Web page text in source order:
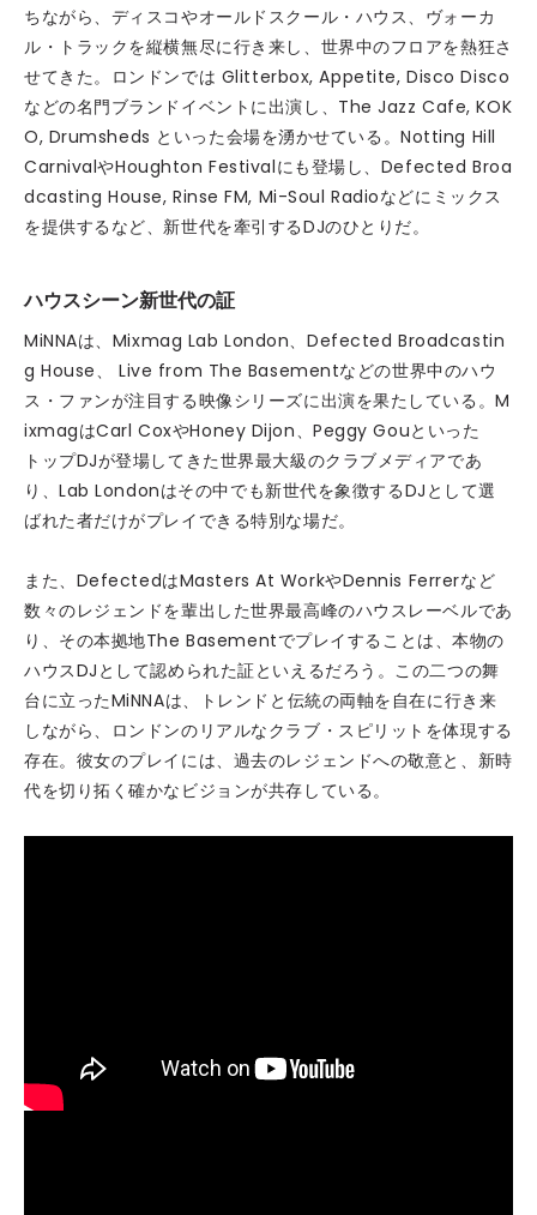
ちながら、ディスコやオールドスクール・ハウス、ヴォーカ
ル・トラックを縦横無尽に行き来し、世界中のフロアを熱狂さ
せてきた。ロンドンでは Glitterbox, Appetite, Disco Disco
などの名門ブランドイベントに出演し、The Jazz Cafe, KOK
O, Drumsheds といった会場を湧かせている。Notting Hill
CarnivalやHoughton Festivalにも登場し、Defected Broa
dcasting House, Rinse FM, Mi-Soul Radioなどにミックス
を提供するなど、新世代を牽引するDJのひとりだ。
ハウスシーン新世代の証
MiNNAは、Mixmag Lab London、Defected Broadcastin
g House、 Live from The Basementなどの世界中のハウ
ス・ファンが注目する映像シリーズに出演を果たしている。M
ixmagはCarl CoxやHoney Dijon、Peggy Gouといった
トップDJが登場してきた世界最大級のクラブメディアであ
り、Lab Londonはその中でも新世代を象徴するDJとして選
ばれた者だけがプレイできる特別な場だ。
また、DefectedはMasters At WorkやDennis Ferrerなど
数々のレジェンドを輩出した世界最高峰のハウスレーベルであ
り、その本拠地The Basementでプレイすることは、本物の
ハウスDJとして認められた証といえるだろう。この二つの舞
台に立ったMiNNAは、トレンドと伝統の両軸を自在に行き来
しながら、ロンドンのリアルなクラブ・スピリットを体現する
存在。彼女のプレイには、過去のレジェンドへの敬意と、新時
代を切り拓く確かなビジョンが共存している。